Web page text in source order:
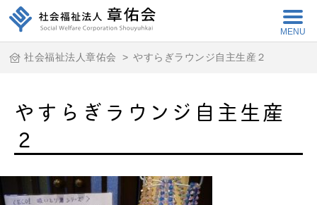
MENU
社会福祉法人章佑会 > やすらぎラウンジ自主生産２
やすらぎラウンジ自主生産
２